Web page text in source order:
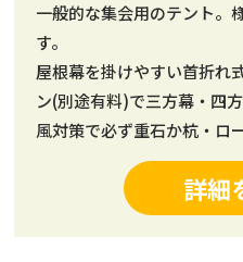
一般的な集会用のテント。
す。
屋根幕を掛けやすい首折れ
ン(別途有料)で三方幕・四
風対策で必ず重石か杭・ロ
詳細